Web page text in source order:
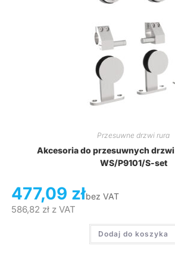
Przesuwne drzwi rura
Akcesoria do przesuwnych
WS/P9101/S-set
477,09 złbez VAT
586,82 złz VAT
Dodaj do koszyka